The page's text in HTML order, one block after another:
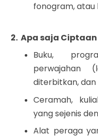
fonogram, atau
2. Apa saja
Buku,
perwajahan
diterbitkan, dan
Ceramah,
yang sejenis
Alat peraga